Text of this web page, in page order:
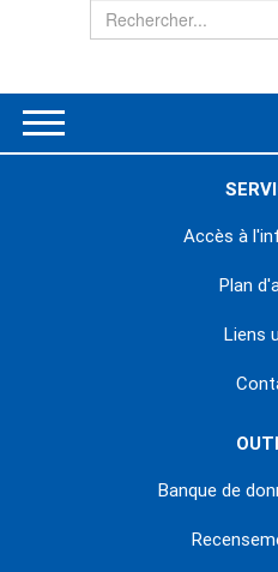
Accès à
Plan
Liens
Banque de